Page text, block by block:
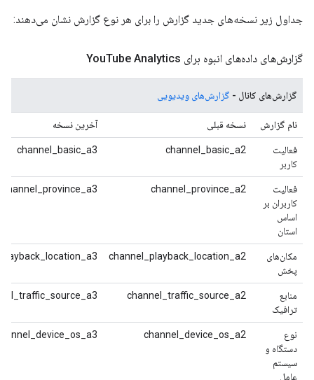
جداول زیر نسخه‌های جدید گزارش را برای هر نوع گزارش نشان می‌دهند:
گزارش‌های داده‌های انبوه برای You Tube Analytics
گزارش‌های کانال - گزارش‌های ویدیویی
نام گزارش نسخه قبلی آخرین نسخه
فعالیت
کاربر
channel_basic_a2
channel_basic_a3
فعالیت
کاربران بر
اساس
استان
channel_province_a2
channel_province_a3
مکان‌های
پخش
channel_playback_location_a2
منابع
ترافیک
channel_traffic_source_a2
نوع
دستگاه و
سیستم
عامل
channel_device_os_a2